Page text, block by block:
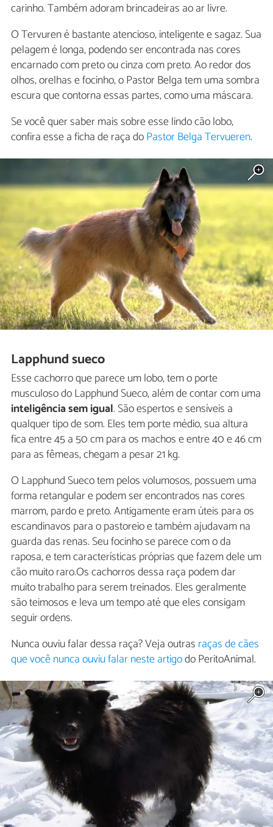
carinho. Também adoram brincadeiras ao ar livre.
O Tervuren é bastante atencioso, inteligente e sagaz. Sua
pelagem é longa, podendo ser encontrada nas cores
encarnado com preto ou cinza com preto. Ao redor dos
olhos, orelhas e focinho, o Pastor Belga tem uma sombra
escura que contorna essas partes, como uma máscara.
Se você quer saber mais sobre esse lindo cão lobo,
confira esse a ficha de raça doPastor Belga Tervueren.
Lapphund sueco
Esse cachorro que parece um lobo, tem o porte
musculoso do Lapphund Sueco, além de contar com uma
inteligência sem igual. São espertos e sensíveis a
qualquer tipo de som. Eles tem porte médio, sua altura
fica entre 45 a 50 cm para os machos e entre 40 e 46 cm
para as fêmeas, chegam a pesar 21 kg.
O Lapphund Sueco tem pelos volumosos, possuem uma
forma retangular e podem ser encontrados nas cores
marrom, pardo e preto. Antigamente eram úteis para os
escandinavos para o pastoreio e também ajudavam na
guarda das renas. Seu focinho se parece com o da
raposa, e tem características próprias que fazem dele um
cão muito raro.Os cachorros dessa raça podem dar
muito trabalho para serem treinados. Eles geralmente
são teimosos e leva um tempo até que eles consigam
seguir ordens.
Nunca ouviu falar dessa raça? Veja outras raças de cães
que você nunca ouviu falar neste artigodo PeritoAnimal.